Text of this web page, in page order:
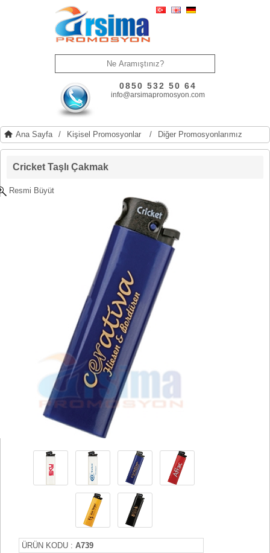
0850 532 50 64
info@arsimapromosyon.com
Ana Sayfa / Kişisel Promosyonlar / Diğer Promosyonlarımız
Cricket Taşlı Çakmak
Resmi Büyüt
ÜRÜN KODU : A739